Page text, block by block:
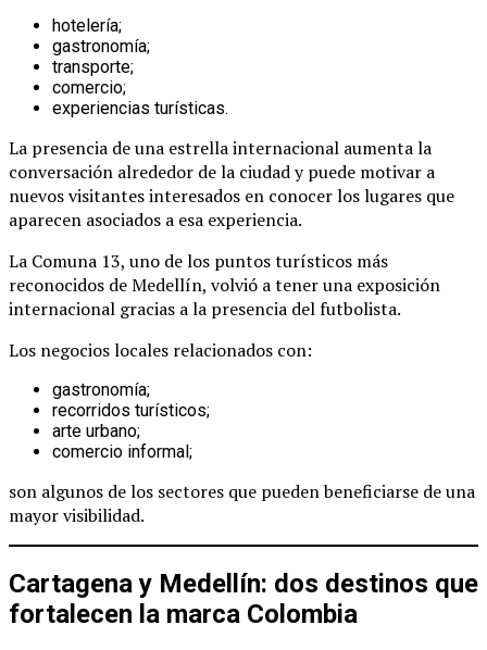
hotelería;
gastronomía;
transporte;
comercio;
experiencias turísticas.
La presencia de una estrella internacional aumenta la
conversación alrededor de la ciudad y puede motivar a
nuevos visitantes interesados en conocer los lugares que
aparecen asociados a esa experiencia.
La Comuna 13, uno de los puntos turísticos más
reconocidos de Medellín, volvió a tener una exposición
internacional gracias a la presencia del futbolista.
Los negocios locales relacionados con:
gastronomía;
recorridos turísticos;
arte urbano;
comercio informal;
son algunos de los sectores que pueden beneficiarse de una
mayor visibilidad.
Cartagena y Medellín: dos destinos que
fortalecen la marca Colombia